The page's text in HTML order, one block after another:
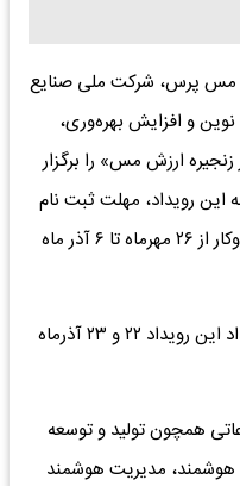
مس پرس، شرکت ملی صنایع
و افزایش بهره‌وری،
زنجیره ارزش مس» را برگزار
این رویداد، مهلت ثبت نام
ایده‌ها در سامانه مرکز نوآوری و کسب‌وکار از ۲۶ مهرماه تا ۶ آذر ماه
گفتنی است، مراسم اختتامیه این رویداد این رویداد ۲۲ و ۲۳ آذرماه
همچون تولید و توسعه
هوشمند، مدیریت هوشمند